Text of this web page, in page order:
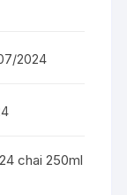
2024
chai 250ml